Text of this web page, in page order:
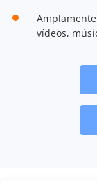
vídeos,